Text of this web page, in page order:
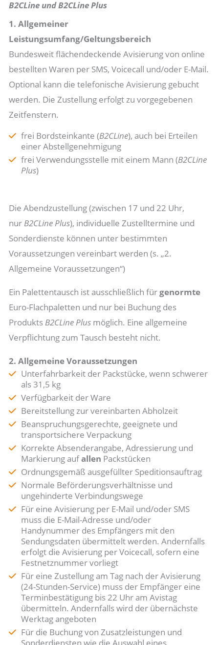
B2CLine und B2CLine Plus
1. Allgemeiner
Leistungsumfang/Geltungsbereich
Bundesweit flächendeckende Avisierung von online
bestellten Waren per SMS, Voicecall und/oder E-Mail.
Optional kann die telefonische Avisierung gebucht
werden. Die Zustellung erfolgt zu vorgegebenen
Zeitfenstern.
frei Bordsteinkante (B2CLine), auch bei Erteilen
einer Abstellgenehmigung
frei Verwendungsstelle mit einem Mann (B2CLine
Plus)
Die Abendzustellung (zwischen 17 und 22 Uhr,
nur B2CLine Plus), individuelle Zustelltermine und
Sonderdienste können unter bestimmten
Voraussetzungen vereinbart werden (s. „2.
Allgemeine Voraussetzungen“)
Ein Palettentausch ist ausschließlich für genormte
Euro-Flachpaletten und nur bei Buchung des
Produkts B2CLine Plus möglich. Eine allgemeine
Verpflichtung zum Tausch besteht nicht.
2. Allgemeine Voraussetzungen
Unterfahrbarkeit der Packstücke, wenn schwerer
als 31,5 kg
Verfügbarkeit der Ware
Bereitstellung zur vereinbarten Abholzeit
Beanspruchungsgerechte, geeignete und
transportsichere Verpackung
Korrekte Absenderangabe, Adressierung und
Markierung aufallen Packstücken
Ordnungsgemäß ausgefüllter Speditionsauftrag
Normale Beförderungsverhältnisse und
ungehinderte Verbindungswege
Für eine Avisierung per E-Mail und/oder SMS
muss die E-Mail-Adresse und/oder
Handynummer des Empfängers mit den
Sendungsdaten übermittelt werden. Andernfalls
erfolgt die Avisierung per Voicecall, sofern eine
Festnetznummer vorliegt
Für eine Zustellung am Tag nach der Avisierung
(24-Stunden-Service) muss der Empfänger eine
Terminbestätigung bis 22 Uhr am Avistag
übermitteln. Andernfalls wird der übernächste
Werktag angeboten
Für die Buchung von Zusatzleistungen und